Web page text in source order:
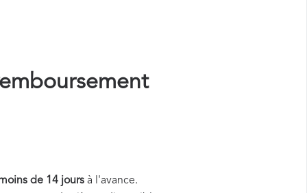
de 14 jours à l'avance.